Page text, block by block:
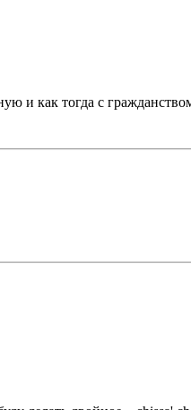
и как тогда с